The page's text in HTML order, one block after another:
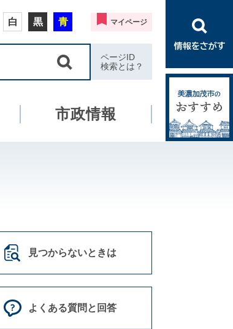
白 黒 青 マイページ
ページID
検索とは？
市政情報
見つからないときは
よくある質問と回答